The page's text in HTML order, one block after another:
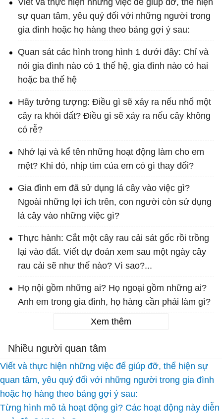
Viết và thực hiện những việc để giúp đỡ, thể hiện
sự quan tâm, yêu quý đối với những người trong
gia đình hoặc họ hàng theo bảng gợi ý sau:
Quan sát các hình trong hình 1 dưới đây: Chỉ và
nói gia đình nào có 1 thế hệ, gia đình nào có hai
hoặc ba thế hệ
Hãy tưởng tượng: Điều gì sẽ xảy ra nếu nhổ một
cây ra khỏi đất? Điều gì sẽ xảy ra nếu cây không
có rễ?
Nhớ lại và kể tên những hoạt động làm cho em
mệt? Khi đó, nhịp tim của em có gì thay đổi?
Gia đình em đã sử dụng lá cây vào việc gì?
Ngoài những lợi ích trên, con người còn sử dụng
lá cây vào những việc gì?
Thực hành: Cắt một cây rau cải sát gốc rồi trồng
lại vào đất. Viết dự đoán xem sau một ngày cây
rau cải sẽ như thế nào? Vì sao?...
Họ nội gồm những ai? Họ ngoại gồm những ai?
Anh em trong gia đình, họ hàng cần phải làm gì?
Xem thêm
Nhiều người quan tâm
Viết và thực hiện những việc để giúp đỡ, thể hiện sự
quan tâm, yêu quý đối với những người trong gia đình
hoặc họ hàng theo bảng gợi ý sau:
Từng hình mô tả hoạt động gì? Các hoạt động này diễn